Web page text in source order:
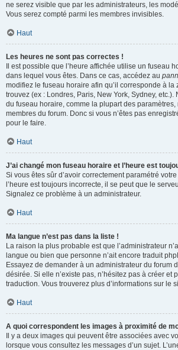
ne serez visible que par les administrateurs, les
Vous serez compté parmi les membres invisibles.
Haut
Les heures ne sont pas correctes !
Il est possible que l’heure affichée utilise un fuseau
dans lequel vous êtes. Dans ce cas, accédez au
modifiez le fuseau horaire afin qu’il corresponde à la
trouvez (ex : Londres, Paris, New York, Sydney,
du fuseau horaire, comme la plupart des paramètres,
membres du forum. Donc si vous n’êtes pas
pour le faire.
Haut
J’ai changé mon fuseau horaire et l’heure est
Si vous êtes sûr d’avoir correctement paramétré
l’heure est toujours incorrecte, il se peut que le
Signalez ce problème à un administrateur.
Haut
Ma langue n’est pas dans la liste !
La raison la plus probable est que l’administrateur
langue ou bien que personne n’ait encore traduit
Essayez de demander à un administrateur du forum
désirée. Si elle n’existe pas, n’hésitez pas à créer et
traduction. Vous trouverez plus d’informations sur le
Haut
A quoi correspondent les images à proximité de
Il y a deux images qui peuvent être associées avec
lorsque vous consultez les messages d’un sujet.